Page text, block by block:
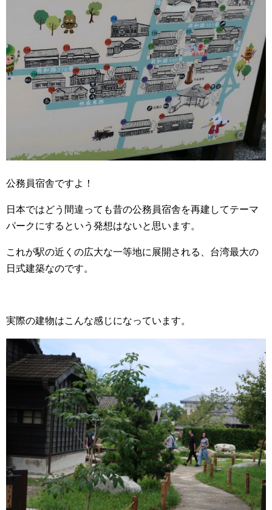
公務員宿舎ですよ！
日本ではどう間違っても昔の公務員宿舎を再建してテーマ
パークにするという発想はないと思います。
これが駅の近くの広大な一等地に展開される、台湾最大の
日式建築なのです。
実際の建物はこんな感じになっています。